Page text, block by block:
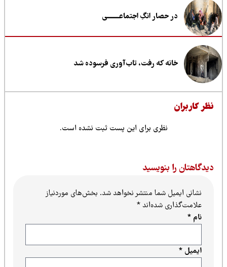
در حصار انگِ اجتماعــــــــی
خانه که رفت، تاب‌آوری فرسوده شد
کاربران
نظری برای این پست ثبت نشده است.
را بنویسید
نشانی ایمیل شما منتشر نخواهد شد.بخش‌های موردنیاز
علامت‌گذاری شده‌اند*
ایمیل*